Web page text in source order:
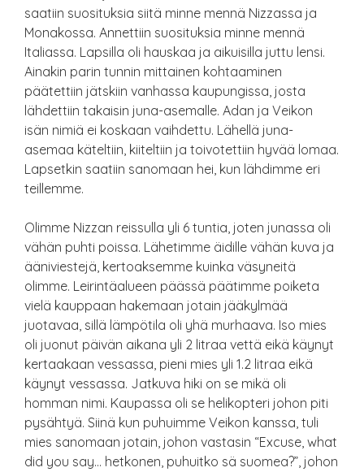
saatiin suosituksia siitä minne mennä Nizzassa ja
Monakossa. Annettiin suosituksia minne mennä
Italiassa. Lapsilla oli hauskaa ja aikuisilla juttu lensi.
Ainakin parin tunnin mittainen kohtaaminen
päätettiin jätskiin vanhassa kaupungissa, josta
lähdettiin takaisin juna-asemalle. Adan ja Veikon
isän nimiä ei koskaan vaihdettu. Lähellä juna-
asemaa käteltiin, kiiteltiin ja toivotettiin hyvää lomaa.
Lapsetkin saatiin sanomaan hei, kun lähdimme eri
teillemme.
Olimme Nizzan reissulla yli 6 tuntia, joten junassa oli
vähän puhti poissa. Lähetimme äidille vähän kuva ja
ääniviestejä, kertoaksemme kuinka väsyneitä
olimme. Leirintäalueen päässä päätimme poiketa
vielä kauppaan hakemaan jotain jääkylmää
juotavaa, sillä lämpötila oli yhä murhaava. Iso mies
oli juonut päivän aikana yli 2 litraa vettä eikä käynyt
kertaakaan vessassa, pieni mies yli 1.2 litraa eikä
käynyt vessassa. Jatkuva hiki on se mikä oli
homman nimi. Kaupassa oli se helikopteri johon piti
pysähtyä. Siinä kun puhuimme Veikon kanssa, tuli
mies sanomaan jotain, johon vastasin “Excuse, what
did you say… hetkonen, puhuitko sä suomea?”, johon